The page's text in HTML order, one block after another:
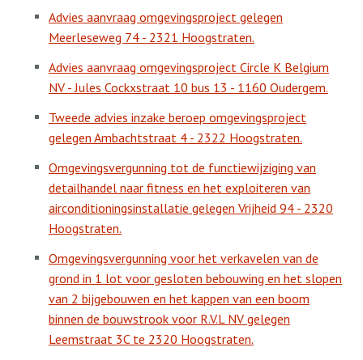
Advies aanvraag omgevingsproject gelegen
Meerleseweg 74 - 2321 Hoogstraten.
Advies aanvraag omgevingsproject Circle K Belgium
NV - Jules Cockxstraat 10 bus 13 - 1160 Oudergem.
Tweede advies inzake beroep omgevingsproject
gelegen Ambachtstraat 4 - 2322 Hoogstraten.
Omgevingsvergunning tot de functiewijziging van
detailhandel naar fitness en het exploiteren van
airconditioningsinstallatie gelegen Vrijheid 94 - 2320
Hoogstraten.
Omgevingsvergunning voor het verkavelen van de
grond in 1 lot voor gesloten bebouwing en het slopen
van 2 bijgebouwen en het kappen van een boom
binnen de bouwstrook voor R.V.L NV gelegen
Leemstraat 3C te 2320 Hoogstraten.